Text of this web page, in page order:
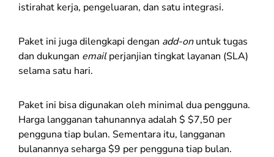
istirahat kerja, pengeluaran, dan satu integrasi.
Paket ini juga dilengkapi dengan add-onuntuk tugas
dan dukungan emailperjanjian tingkat layanan (SLA)
selama satu hari.
Paket ini bisa digunakan oleh minimal dua pengguna.
Harga langganan tahunannya adalah $ $7,50 per
pengguna tiap bulan. Sementara itu, langganan
bulanannya seharga $9 per pengguna tiap bulan.